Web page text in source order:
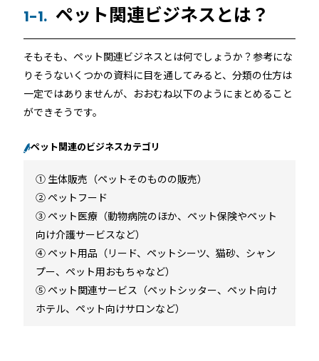
1-1. ペット関連ビジネスとは？
そもそも、ペット関連ビジネスとは何でしょうか？参考にな
りそうないくつかの資料に目を通してみると、分類の仕方は
一定ではありませんが、おおむね以下のようにまとめること
ができそうです。
ペット関連のビジネスカテゴリ
① 生体販売（ペットそのものの販売）
② ペットフード
③ ペット医療（動物病院のほか、ペット保険やペット
向け介護サービスなど）
④ ペット用品（リード、ペットシーツ、猫砂、シャン
プー、ペット用おもちゃなど）
⑤ ペット関連サービス（ペットシッター、ペット向け
ホテル、ペット向けサロンなど）
は？
ホーム
機能
機能トップ
ユニバーサルアクセスキー＆かぎ
システム連携
システム連携トップ
製品情報